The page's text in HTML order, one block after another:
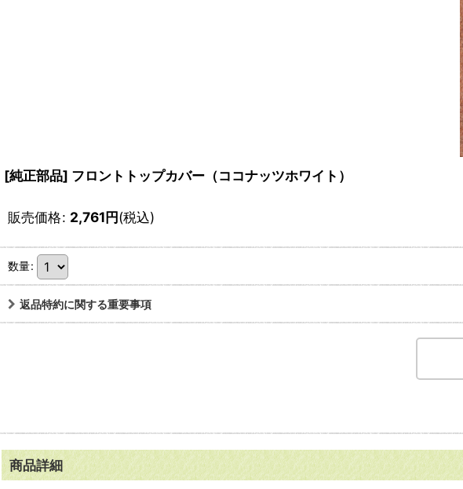
[純正部品] フロントトップカバー（ココナッツホワイト）
販売価格: 2,761円(税込)
数量:
返品特約に関する重要事項
商品詳細